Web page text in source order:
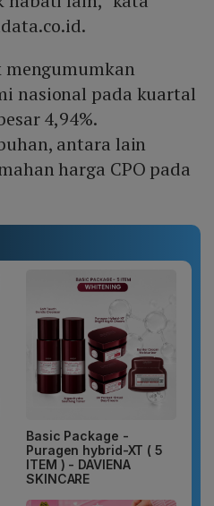
nasional pada kuartal
4,94%.
antara lain
harga CPO pada
Basic Package -
Puragen hybrid-XT ( 5
ITEM ) - DAVIENA
SKINCARE